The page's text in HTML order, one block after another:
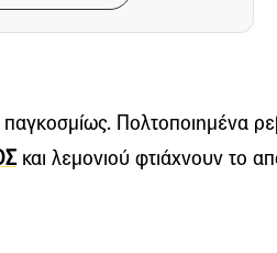
Πολτοποιημένα
και λεμονιού φτιάχνουν το